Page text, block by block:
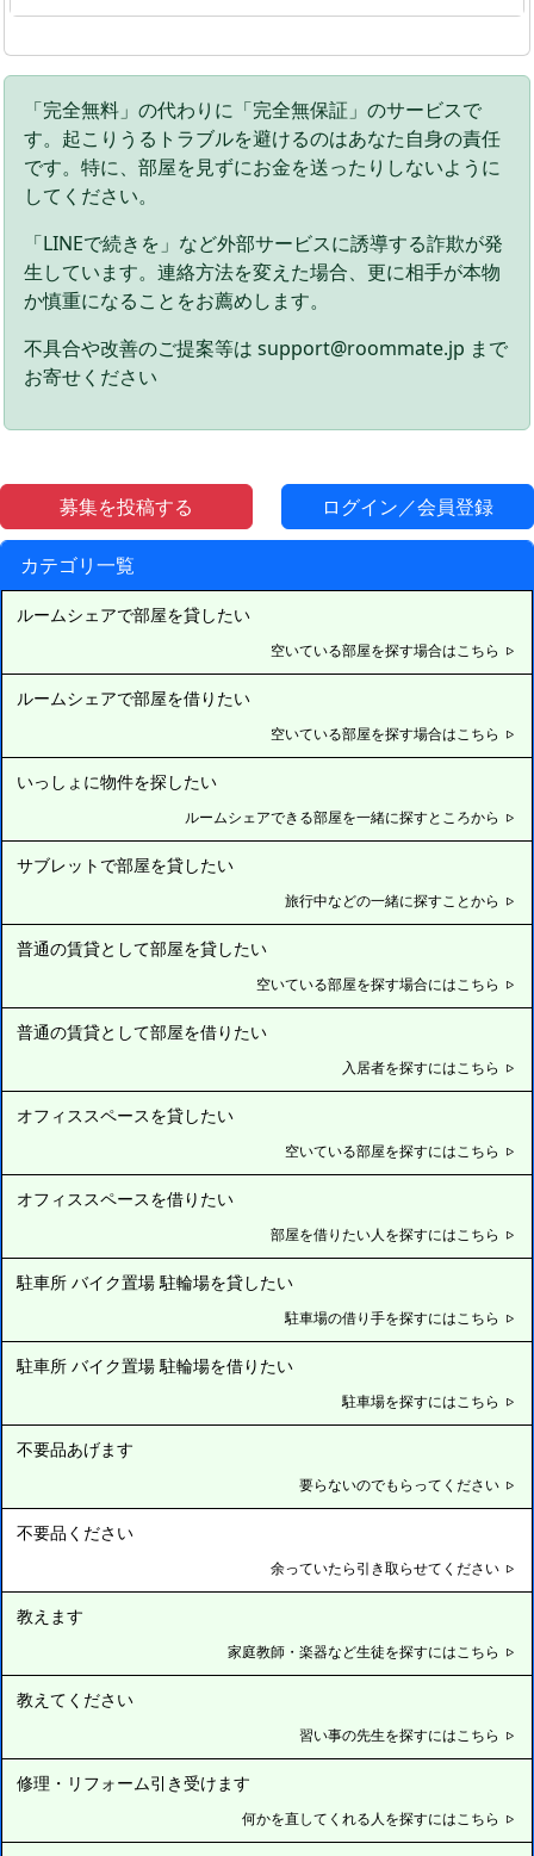
募集を投稿する ログイン／会員登録
カテゴリ一覧
ルームシェアで部屋を貸したい
空いている部屋を探す場合はこちら
ルームシェアで部屋を借りたい
空いている部屋を探す場合はこちら
いっしょに物件を探したい
ルームシェアできる部屋を一緒に探すところから
サブレットで部屋を貸したい
旅行中などの一緒に探すことから
普通の賃貸として部屋を貸したい
空いている部屋を探す場合にはこちら
普通の賃貸として部屋を借りたい
入居者を探すにはこちら
オフィススペースを貸したい
空いている部屋を探すにはこちら
オフィススペースを借りたい
部屋を借りたい人を探すにはこちら
駐車所 バイク置場 駐輪場を貸したい
駐車場の借り手を探すにはこちら
駐車所 バイク置場 駐輪場を借りたい
駐車場を探すにはこちら
不要品あげます
要らないのでもらってください
不要品ください
余っていたら引き取らせてください
教えます
家庭教師・楽器など生徒を探すにはこちら
教えてください
習い事の先生を探すにはこちら
修理・リフォーム引き受けます
何かを直してくれる人を探すにはこちら
「完全無料」の代わりに「完全無保証」のサービスで
す。起こりうるトラブルを避けるのはあなた自身の責任
です。特に、部屋を見ずにお金を送ったりしないように
してください。
「LINEで続きを」など外部サービスに誘導する詐欺が発
生しています。連絡方法を変えた場合、更に相手が本物
か慎重になることをお薦めします。
不具合や改善のご提案等は support@roommate.jp まで
お寄せください